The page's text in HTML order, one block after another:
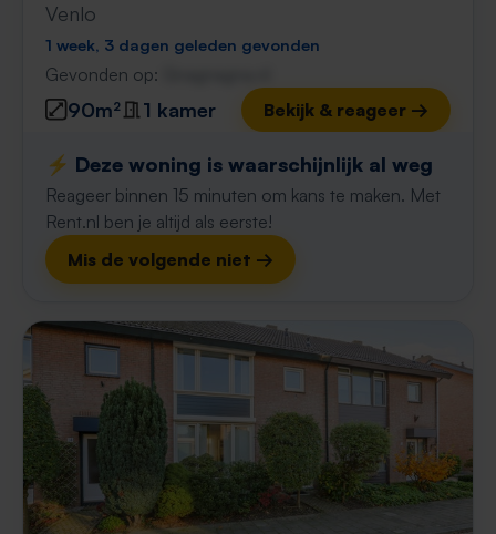
Venlo
1 week, 3 dagen geleden gevonden
Gevonden op:
90m² 1 kamer Bekijk & reageer →
⚡️ Deze woning is waarschijnlijk al weg
Reageer binnen 15 minuten om kans te maken. Met
Rent.nl ben je altijd als eerste!
Mis de volgende niet →